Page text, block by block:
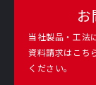
当社製品・工法
資料請求はこち
ください。